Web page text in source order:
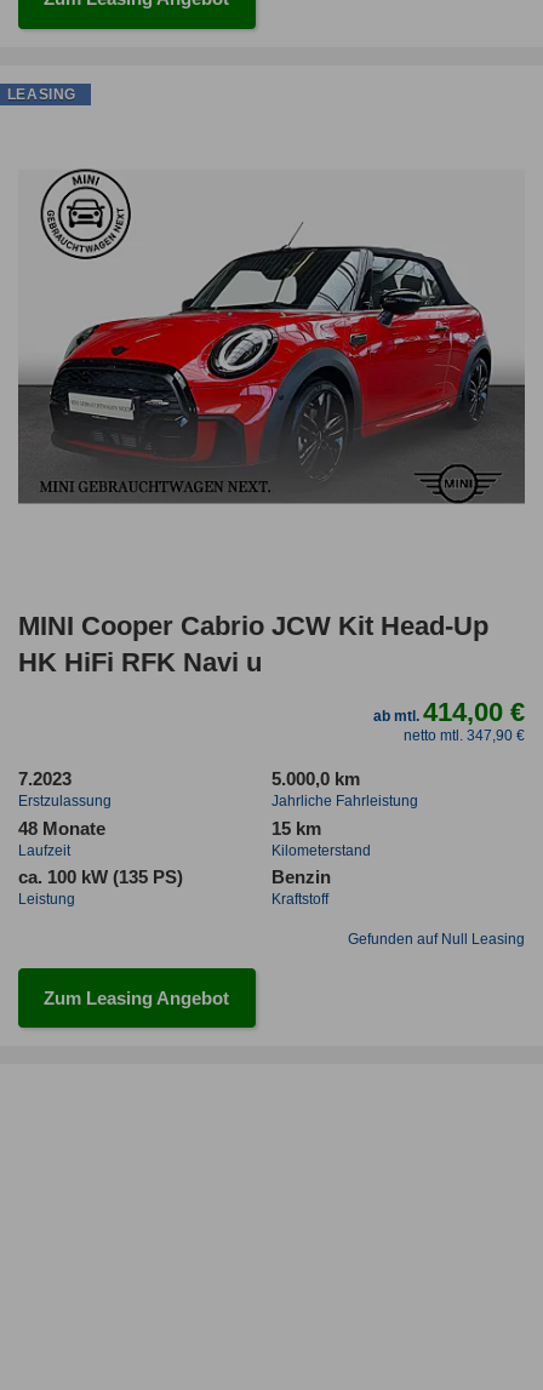
MINI Cooper Cabrio JCW Kit Head-Up
HK HiFi RFK Navi u
ab mtl.414,00 €
netto mtl. 347,90 €
7.2023
Erstzulassung
5.000,0 km
Jahrliche Fahrleistung
48 Monate
Laufzeit
15 km
Kilometerstand
ca. 100 kW (135 PS)
Leistung
Benzin
Kraftstoff
Gefunden auf Null Leasing
Zum Leasing Angebot
LEASING